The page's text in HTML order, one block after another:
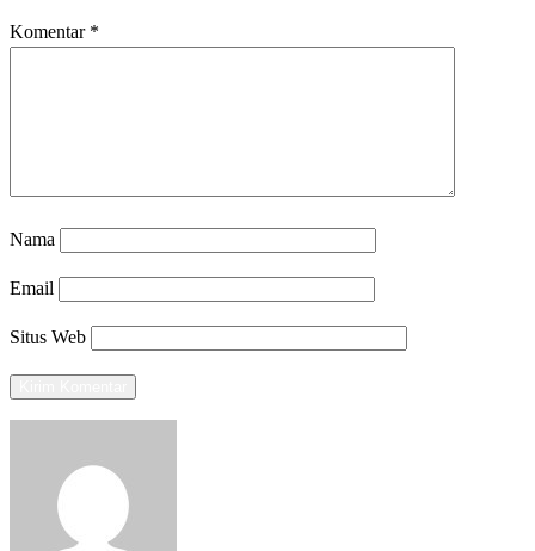
Komentar *
Nama
Email
Situs Web